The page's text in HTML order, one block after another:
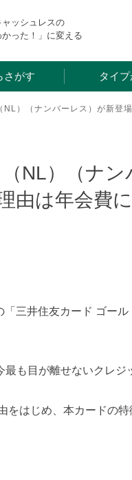
ャッシュレスの
かった！」に変える
さがす タイ
NL）（ナンバーレス）が新登
NL）（ナ
由は年会費
三井住友カード ゴー
も目が離せないクレジ
をはじめ、本カードの